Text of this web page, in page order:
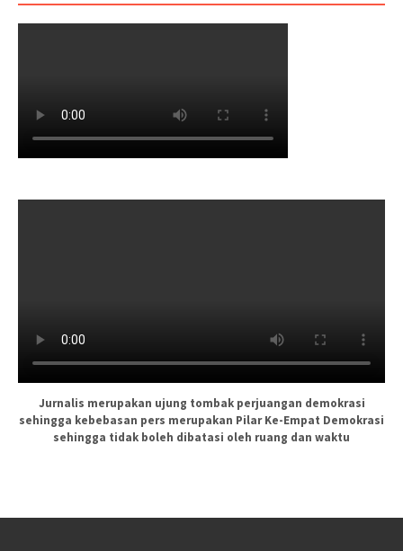
Jurnalis merupakan ujung tombak perjuangan demokrasi
sehingga kebebasan pers merupakan Pilar Ke-Empat Demokrasi
sehingga tidak boleh dibatasi oleh ruang dan waktu